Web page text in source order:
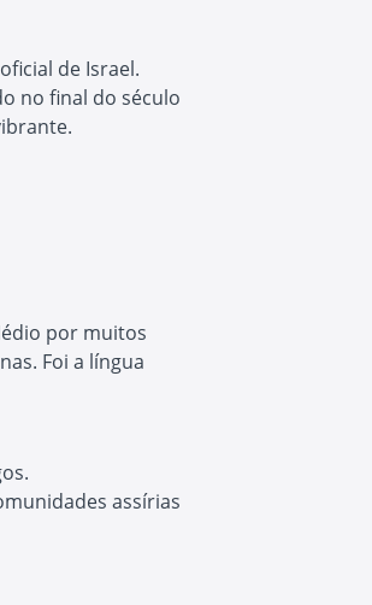
de Israel.
no final do século
por muitos
Foi a língua
assírias